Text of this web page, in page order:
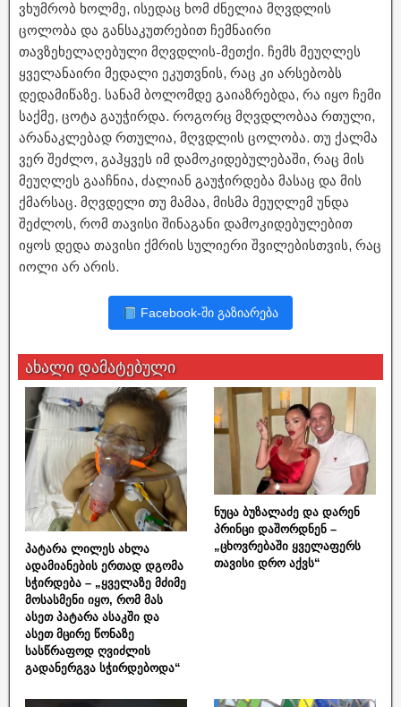
ვხუმრობ ხოლმე, ისედაც ხომ ძნელია მღვდლის
ცოლობა და განსაკუთრებით ჩემნაირი
თავზეხელაღებული მღვდლის-მეთქი. ჩემს მეუღლეს
ყველანაირი მედალი ეკუთვნის, რაც კი არსებობს
დედამიწაზე. სანამ ბოლომდე გაიაზრებდა, რა იყო ჩემი
საქმე, ცოტა გაუჭირდა. როგორც მღვდლობაა რთული,
არანაკლებად რთულია, მღვდლის ცოლობა. თუ ქალმა
ვერ შეძლო, გაჰყვეს იმ დამოკიდებულებაში, რაც მის
მეუღლეს გააჩნია, ძალიან გაუჭირდება მასაც და მის
ქმარსაც. მღვდელი თუ მამაა, მისმა მეუღლემ უნდა
შეძლოს, რომ თავისი შინაგანი დამოკიდებულებით
იყოს დედა თავისი ქმრის სულიერი შვილებისთვის, რაც
იოლი არ არის.
Facebook-ში გაზიარება
ახალი დამატებული
პატარა ლილეს ახლა
ადამიანების ერთად დგომა
სჭირდება – „ყველაზე მძიმე
მოსასმენი იყო, რომ მას
ასეთ პატარა ასაკში და
ასეთ მცირე წონაზე
სასწრაფოდ ღვიძლის
გადანერგვა სჭირდებოდა“
ნუცა ბუზალაძე და დარენ
პრინცი დაშორდნენ –
„ცხოვრებაში ყველაფერს
თავისი დრო აქვს“